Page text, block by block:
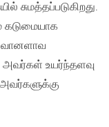
சுமத்தப்படுகிறது.
கடுமையாக
வானளாவ
அவர்கள் உயர்ந்தளவு
அவர்களுக்கு